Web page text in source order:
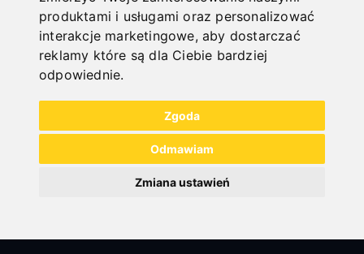
produktami i usługami oraz personalizować
interakcje marketingowe,aby dostarczać
reklamy które są dla Ciebie bardziej
odpowiednie.
Zgoda
Odmawiam
Zmiana ustawień